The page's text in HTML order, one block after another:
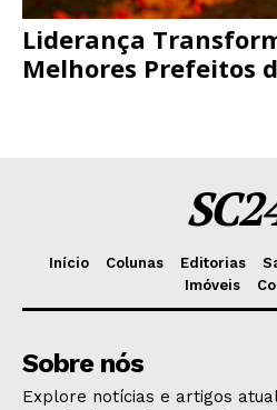
Liderança
Melhores Prefeitos
Início Colunas Editorias
Imóveis
Sobre nós
Explore notícias e artigos